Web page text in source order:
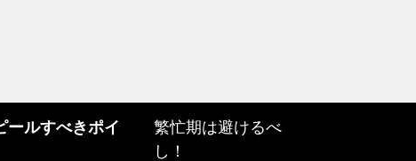
ールすべきポイ
繁忙期は避けるべ
し！